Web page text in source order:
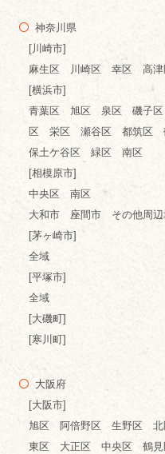
神奈川県
[川崎市]
麻生区 川崎区 幸区 高
[横浜市]
青葉区 旭区 泉区 磯子
区 栄区 瀬谷区 都筑区
保土ケ谷区 緑区 南区
[相模原市]
中央区 南区
大和市 座間市 その他周辺
[茅ヶ崎市]
全域
[平塚市]
全域
[大磯町]
[寒川町]
大阪府
[大阪市]
旭区 阿倍野区 生野区
東区 大正区 中央区 鶴